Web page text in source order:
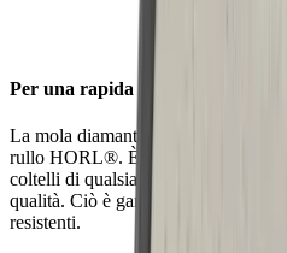
Per una rapida affilatura
La mola diamantata standard è
rullo HORL®. È possibile
coltelli di qualsiasi durezza e
qualità. Ciò è garantito da diamanti
resistenti.